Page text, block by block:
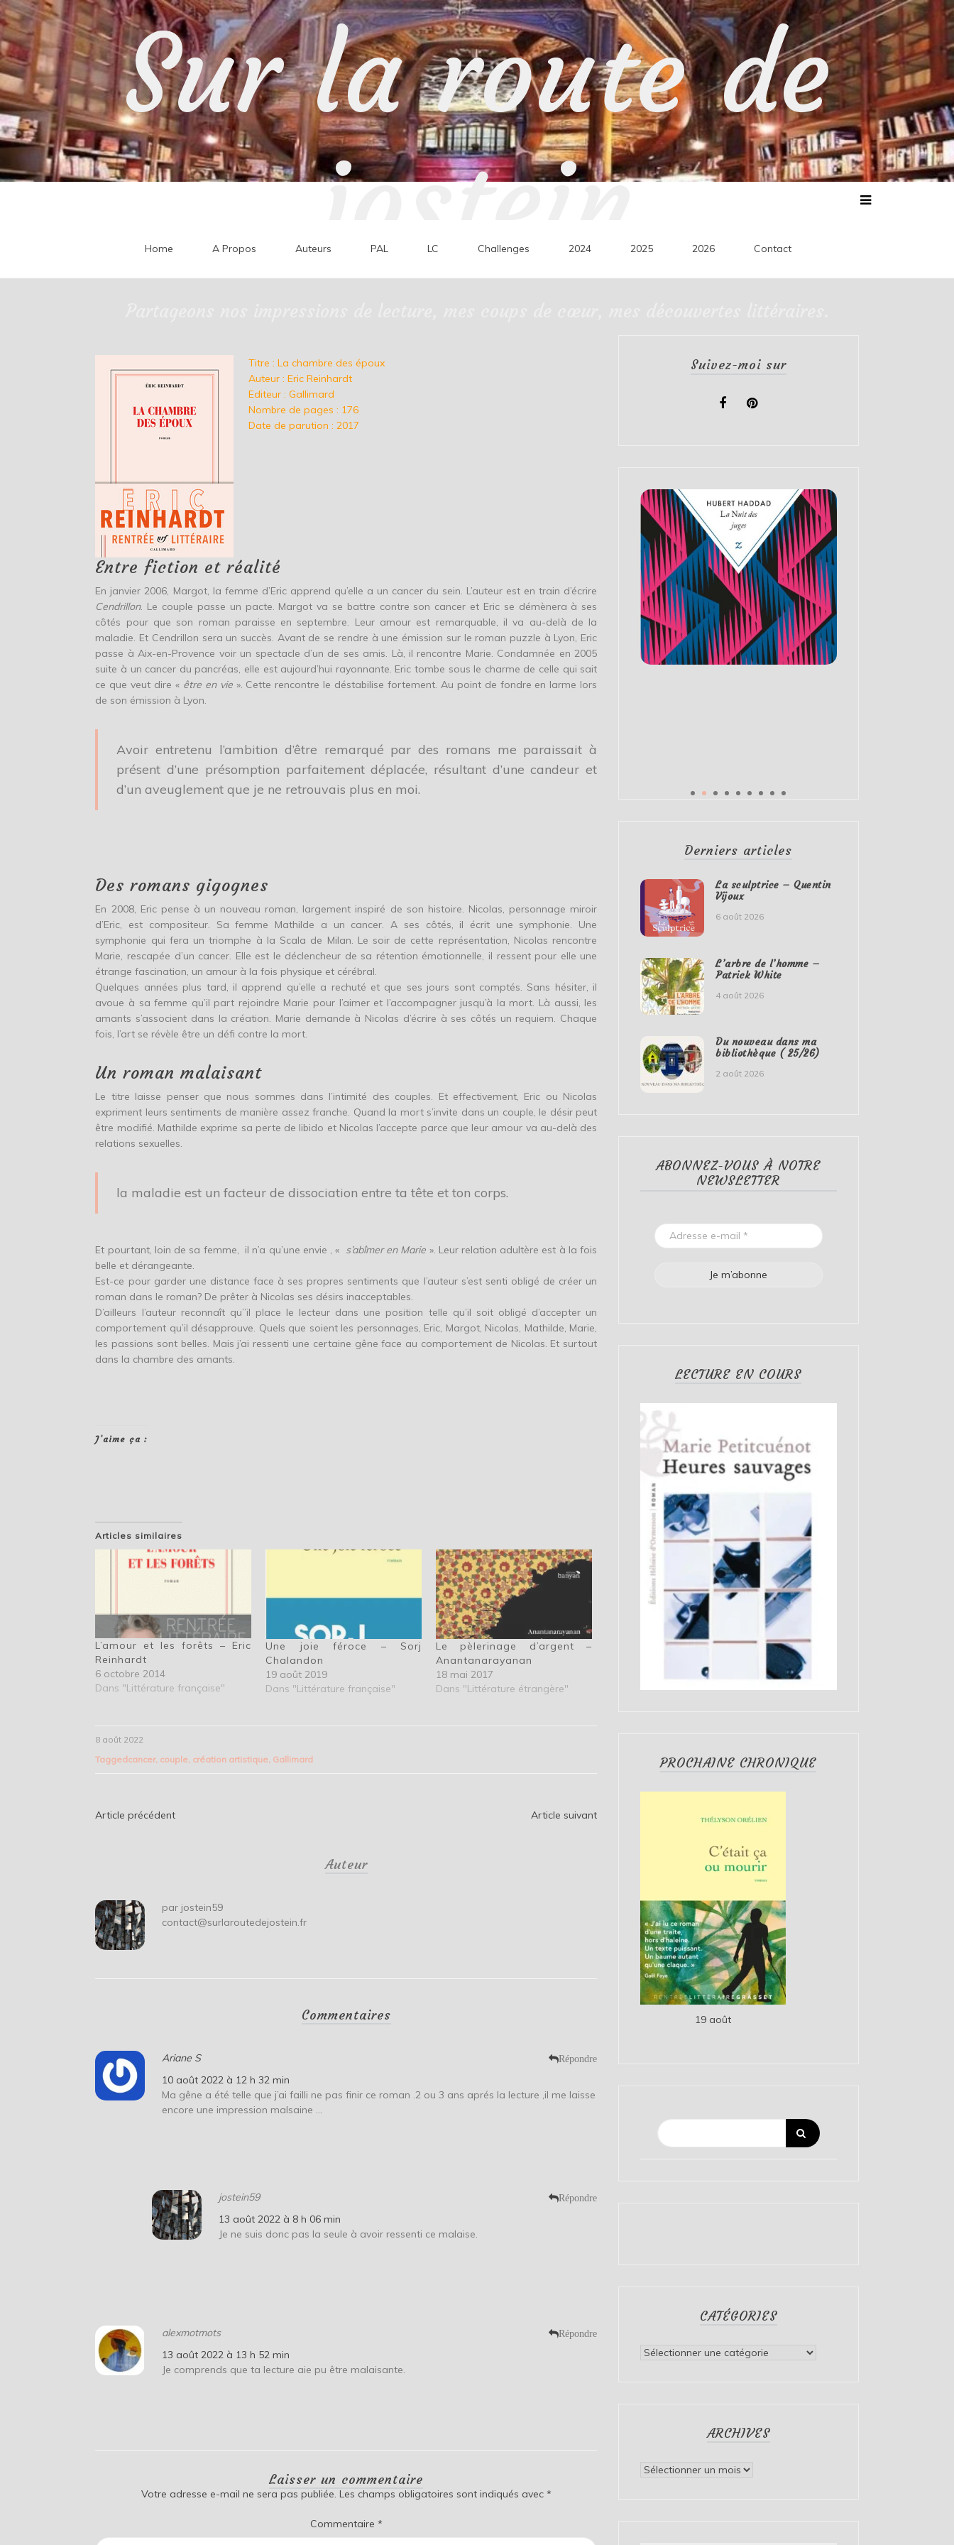
Skip
to
content
Sur la route de
jostein
Home A Propos Auteurs PAL LC Challenges 2024 2025 2026 Contact
Titre : La chambre des époux
Auteur : Eric Reinhardt
Editeur : Gallimard
Nombre de pages : 176
Date de parution : 2017
Entre fiction et réalité
En janvier 2006, Margot, la femme d’Eric apprend qu’elle a un cancer du sein. L’auteur est en train d’écrire
Cendrillon. Le couple passe un pacte. Margot va se battre contre son cancer et Eric se démènera à ses
côtés pour que son roman paraisse en septembre. Leur amour est remarquable, il va au-delà de la
maladie. Et Cendrillon sera un succès. Avant de se rendre à une émission sur le roman puzzle à Lyon, Eric
passe à Aix-en-Provence voir un spectacle d’un de ses amis. Là, il rencontre Marie. Condamnée en 2005
suite à un cancer du pancréas, elle est aujourd’hui rayonnante. Eric tombe sous le charme de celle qui sait
ce que veut dire «être en vie». Cette rencontre le déstabilise fortement. Au point de fondre en larme lors
de son émission à Lyon.
Avoir entretenu l’ambition d’être remarqué par des romans me paraissait à
présent d’une présomption parfaitement déplacée, résultant d’une candeur et
d’un aveuglement que je ne retrouvais plus en moi.
Des romans gigognes
En 2008, Eric pense à un nouveau roman, largement inspiré de son histoire. Nicolas, personnage miroir
d’Eric, est compositeur. Sa femme Mathilde a un cancer. A ses côtés, il écrit une symphonie. Une
symphonie qui fera un triomphe à la Scala de Milan. Le soir de cette représentation, Nicolas rencontre
Marie, rescapée d’un cancer. Elle est le déclencheur de sa rétention émotionnelle, il ressent pour elle une
étrange fascination, un amour à la fois physique et cérébral.
Quelques années plus tard, il apprend qu’elle a rechuté et que ses jours sont comptés. Sans hésiter, il
avoue à sa femme qu’il part rejoindre Marie pour l’aimer et l’accompagner jusqu’à la mort. Là aussi, les
amants s’associent dans la création. Marie demande à Nicolas d’écrire à ses côtés un requiem. Chaque
fois, l’art se révèle être un défi contre la mort.
Un roman malaisant
Le titre laisse penser que nous sommes dans l’intimité des couples. Et effectivement, Eric ou Nicolas
expriment leurs sentiments de manière assez franche. Quand la mort s’invite dans un couple, le désir peut
être modifié. Mathilde exprime sa perte de libido et Nicolas l’accepte parce que leur amour va au-delà des
relations sexuelles.
la maladie est un facteur de dissociation entre ta tête et ton corps.
Et pourtant, loin de sa femme, il n’a qu’une envie , « s’abîmer en Marie ». Leur relation adultère est à la fois
belle et dérangeante.
Est-ce pour garder une distance face à ses propres sentiments que l’auteur s’est senti obligé de créer un
roman dans le roman? De prêter à Nicolas ses désirs inacceptables.
D’ailleurs l’auteur reconnaît qu’’il place le lecteur dans une position telle qu’il soit obligé d’accepter un
comportement qu’il désapprouve. Quels que soient les personnages, Eric, Margot, Nicolas, Mathilde, Marie,
les passions sont belles. Mais j’ai ressenti une certaine gêne face au comportement de Nicolas. Et surtout
dans la chambre des amants.
J’aime ça :
Articles similaires
L’amour et les forêts – Eric
Reinhardt
6 octobre 2014
Dans "Littérature française"
Une joie féroce – Sorj
Chalandon
19 août 2019
Dans "Littérature française"
Le pèlerinage d’argent –
Anantanarayanan
18 mai 2017
Dans "Littérature étrangère"
8 août 2022
Taggedcancer, couple, création artistique, Gallimard
Navigation
Article précédent Article suivant
Auteur
par jostein59
contact@surlaroutedejostein.fr
Commentaires
Ariane S Répondre
10 août 2022 à 12 h 32 min
Ma gêne a été telle que j’ai failli ne pas finir ce roman .2 ou 3 ans aprés la lecture ,il me laisse
encore une impression malsaine …
jostein59 Répondre
13 août 2022 à 8 h 06 min
Je ne suis donc pas la seule à avoir ressenti ce malaise.
alexmotmots Répondre
13 août 2022 à 13 h 52 min
Je comprends que ta lecture aie pu être malaisante.
Laisser un commentaire
Votre adresse e-mail ne sera pas publiée. Les champs obligatoires sont indiqués avec *
Commentaire *
Suivez-moi sur
Derniers articles
La sculptrice – Quentin
Vijoux
6 août 2026
L’arbre de l’homme –
Patrick White
4 août 2026
Du nouveau dans ma
bibliothèque ( 25/26)
2 août 2026
ABONNEZ-VOUS À NOTRE
NEWSLETTER
LECTURE EN COURS
PROCHAINE CHRONIQUE
19 août
CATÉGORIES
Catégories
ARCHIVES
Archives